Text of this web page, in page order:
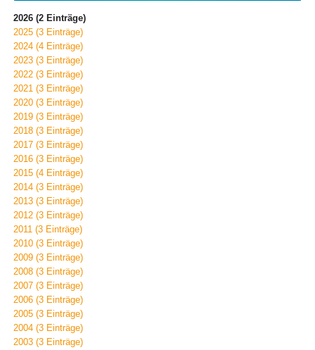
2026 (2 Einträge)
2025 (3 Einträge)
2024 (4 Einträge)
2023 (3 Einträge)
2022 (3 Einträge)
2021 (3 Einträge)
2020 (3 Einträge)
2019 (3 Einträge)
2018 (3 Einträge)
2017 (3 Einträge)
2016 (3 Einträge)
2015 (4 Einträge)
2014 (3 Einträge)
2013 (3 Einträge)
2012 (3 Einträge)
2011 (3 Einträge)
2010 (3 Einträge)
2009 (3 Einträge)
2008 (3 Einträge)
2007 (3 Einträge)
2006 (3 Einträge)
2005 (3 Einträge)
2004 (3 Einträge)
2003 (3 Einträge)